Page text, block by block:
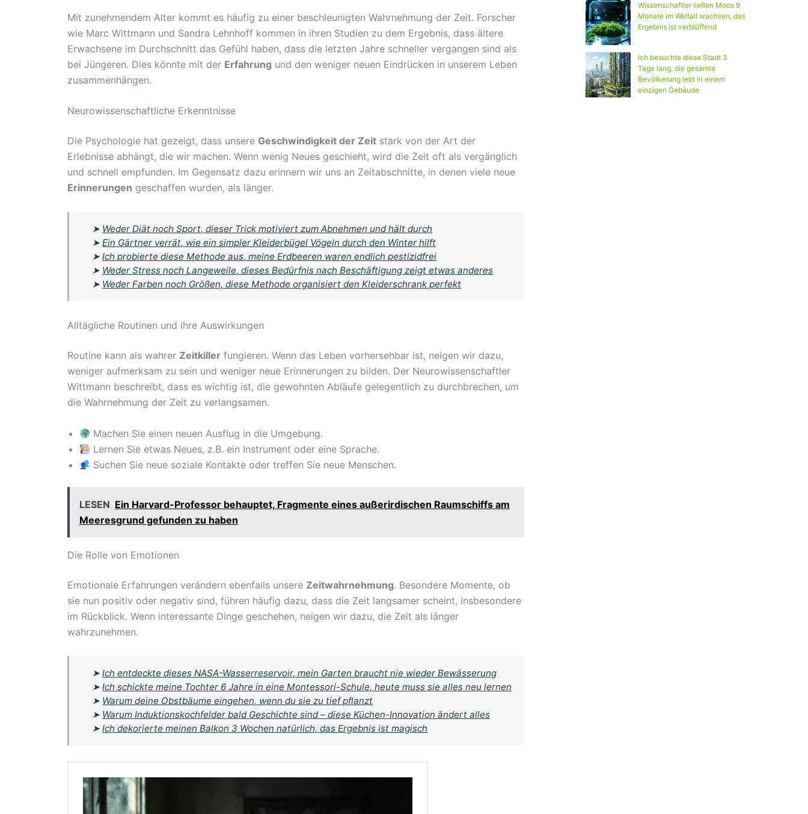
Mit zunehmendem Alter kommt es häufig zu einer beschleunigten Wahrnehmung der Zeit. Forscher
wie Marc Wittmann und Sandra Lehnhoff kommen in ihren Studien zu dem Ergebnis, dass ältere
Erwachsene im Durchschnitt das Gefühl haben, dass die letzten Jahre schneller vergangen sind als
bei Jüngeren. Dies könnte mit der Erfahrung und den weniger neuen Eindrücken in unserem Leben
zusammenhängen.
Neurowissenschaftliche Erkenntnisse
Die Psychologie hat gezeigt, dass unsere Geschwindigkeit der Zeit stark von der Art der
Erlebnisse abhängt, die wir machen. Wenn wenig Neues geschieht, wird die Zeit oft als vergänglich
und schnell empfunden. Im Gegensatz dazu erinnern wir uns an Zeitabschnitte, in denen viele neue
Erinnerungen geschaffen wurden, als länger.
➤ Weder Diät noch Sport, dieser Trick motiviert zum Abnehmen und hält durch
➤Ein Gärtner verrät, wie ein simpler Kleiderbügel Vögeln durch den Winter hilft
➤Ich probierte diese Methode aus, meine Erdbeeren waren endlich pestizidfrei
➤ Weder Stress noch Langeweile, dieses Bedürfnis nach Beschäftigung zeigt etwas anderes
➤ Weder Farben noch Größen, diese Methode organisiert den Kleiderschrank perfekt
Alltägliche Routinen und ihre Auswirkungen
Routine kann als wahrer Zeitkiller fungieren. Wenn das Leben vorhersehbar ist, neigen wir dazu,
weniger aufmerksam zu sein und weniger neue Erinnerungen zu bilden. Der Neurowissenschaftler
Wittmann beschreibt, dass es wichtig ist, die gewohnten Abläufe gelegentlich zu durchbrechen, um
die Wahrnehmung der Zeit zu verlangsamen.
Machen Sie einen neuen Ausflug in die Umgebung.
Lernen Sie etwas Neues, z.B. ein Instrument oder eine Sprache.
Suchen Sie neue soziale Kontakte oder treffen Sie neue Menschen.
LESEN Ein Harvard-Professor behauptet, Fragmente eines außerirdischen Raumschiffs am
Meeresgrund gefunden zu haben
Die Rolle von Emotionen
Emotionale Erfahrungen verändern ebenfalls unsere Zeitwahrnehmung. Besondere Momente, ob
sie nun positiv oder negativ sind, führen häufig dazu, dass die Zeit langsamer scheint, insbesondere
im Rückblick. Wenn interessante Dinge geschehen, neigen wir dazu, die Zeit als länger
wahrzunehmen.
➤Ich entdeckte dieses NASA-Wasserreservoir, mein Garten braucht nie wieder Bewässerung
➤Ich schickte meine Tochter 6 Jahre in eine Montessori-Schule, heute muss sie alles neu lernen
➤ Warum deine Obstbäume eingehen, wenn du sie zu tief pflanzt
➤ Warum Induktionskochfelder bald Geschichte sind – diese Küchen-Innovation ändert alles
➤Ich dekorierte meinen Balkon 3 Wochen natürlich, das Ergebnis ist magisch
Wissenschaftler ließen Moos 9
Monate im Weltall wachsen, das
Ergebnis ist verblüffend
Ich besuchte diese Stadt 3
Tage lang, die gesamte
Bevölkerung lebt in einem
einzigen Gebäude